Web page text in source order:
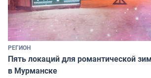
РЕГИОН
Пять локаций для романтической
в Мурманске